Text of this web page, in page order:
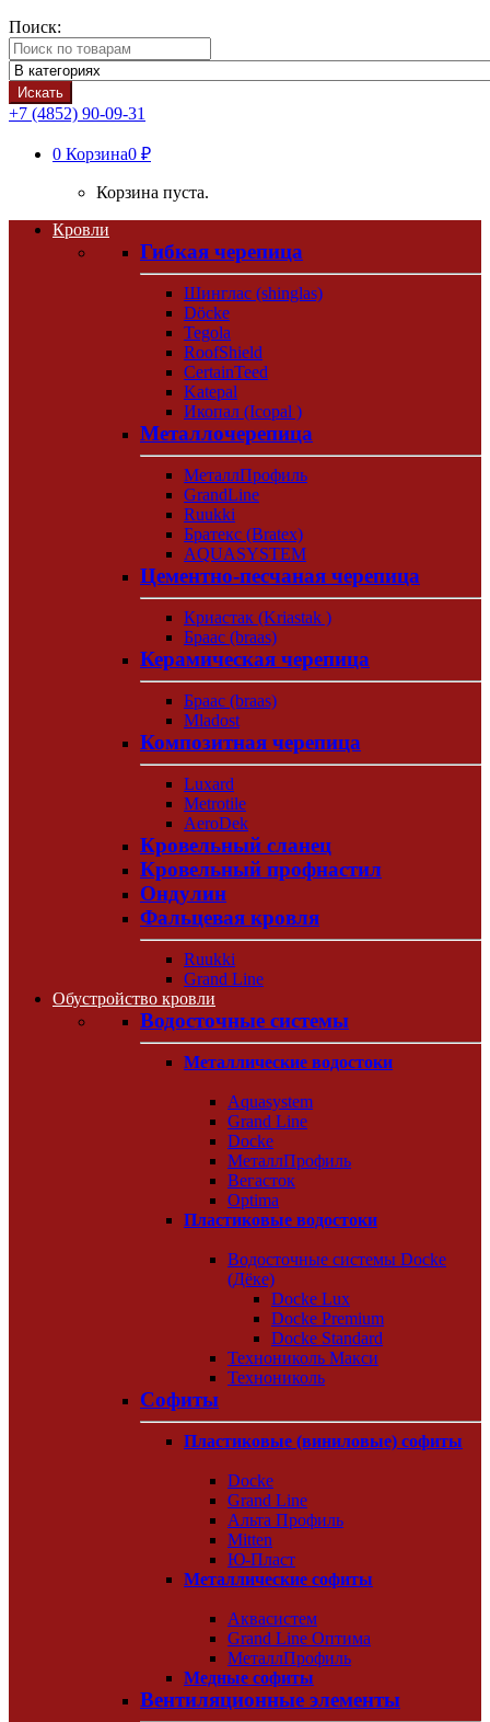
Поиск:
Искать
+7 (4852) 90-09-31
0 Корзина0 ₽
Корзина пуста.
Кровли
Гибкая черепица
Шинглас (shinglas)
Döcke
Tegola
RoofShield
CertainTeed
Katepal
Икопал (Icopal )
Металлочерепица
МеталлПрофиль
GrandLine
Ruukki
Братекс (Bratex)
AQUASYSTEM
Цементно-песчаная черепица
Криастак (Kriastak )
Браас (braas)
Керамическая черепица
Браас (braas)
Mladost
Композитная черепица
Luxard
Metrotile
AeroDek
Кровельный сланец
Кровельный профнастил
Ондулин
Фальцевая кровля
Ruukki
Grand Line
Обустройство кровли
Водосточные системы
Металлические водостоки
Aquasystem
Grand Line
Docke
МеталлПрофиль
Вегасток
Optima
Пластиковые водостоки
Водосточные системы Docke
(Дёке)
Docke Lux
Docke Premium
Docke Standard
Технониколь Макси
Технониколь
Софиты
Пластиковые (виниловые) софиты
Docke
Grand Line
Альта Профиль
Mitten
Ю-Пласт
Металлические софиты
Аквасистем
Grand Line Оптима
МеталлПрофиль
Медные софиты
Вентиляционные элементы